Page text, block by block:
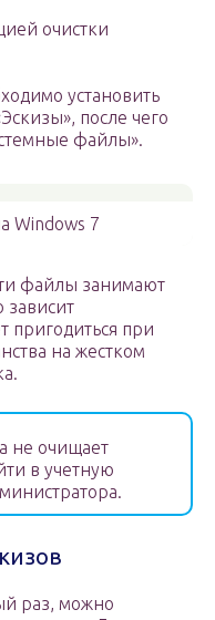
очистки
установить
после чего
файлы».
Windows 7
файлы занимают
зависит
пригодиться при
на жестком
не очищает
в учетную
раз, можно